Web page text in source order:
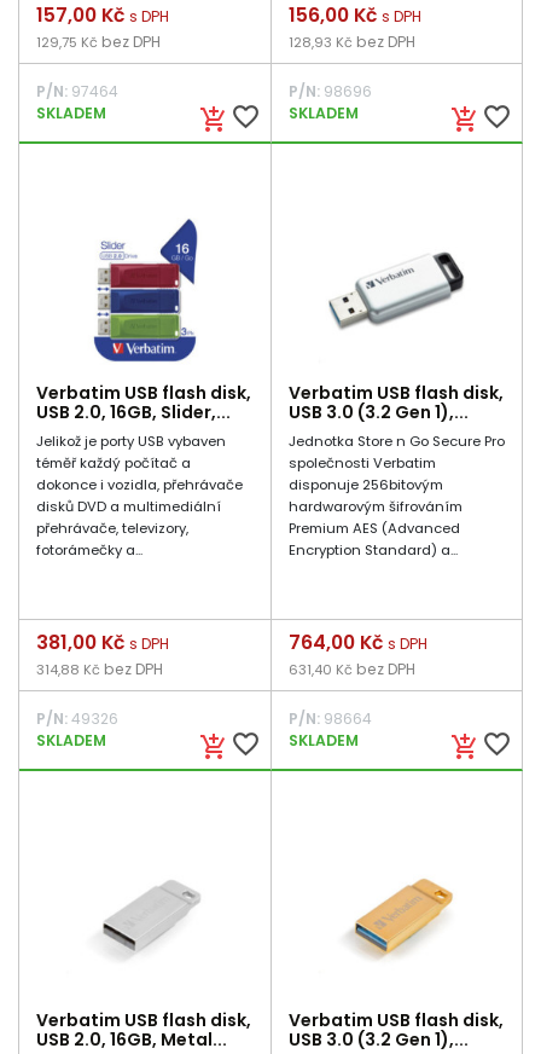
add_shopping_cart favorite_border
Cena
157,00 Kč s DPH
129,75 Kč bez DPH
P/N: 97464
SKLADEM
add_shopping_cart favorite_border
Cena
156,00 Kč s DPH
128,93 Kč bez DPH
P/N:98696
SKLADEM
Verbatim USB flash disk,
USB 2.0, 16GB, Slider,...
Jelikož je porty USB vybaven
téměř každý počítač a
dokonce i vozidla, přehrávače
disků DVD a multimediální
přehrávače, televizory,
fotorámečky a...
add_shopping_cart favorite_border
Cena
381,00 Kč s DPH
314,88 Kč bez DPH
P/N:49326
SKLADEM
Verbatim USB flash disk,
USB 3.0 (3.2 Gen 1),...
Jednotka Store n Go Secure Pro
společnosti Verbatim
disponuje 256bitovým
hardwarovým šifrováním
Premium AES (Advanced
Encryption Standard) a...
add_shopping_cart favorite_border
Cena
764,00 Kč s DPH
631,40 Kč bez DPH
P/N:98664
SKLADEM
Verbatim USB flash disk,
USB 2.0, 16GB, Metal...
Verbatim USB flash disk,
USB 3.0 (3.2 Gen 1),...